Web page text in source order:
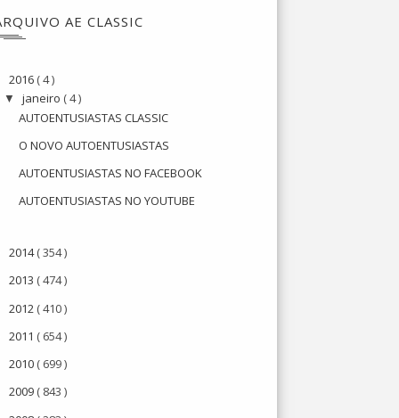
AE CLASSIC
2016 ( 4 )
▼janeiro ( 4 )
AUTOENTUSIASTAS CLASSIC
O NOVO AUTOENTUSIASTAS
AUTOENTUSIASTAS NO FACEBOOK
AUTOENTUSIASTAS NO YOUTUBE
2014( 354 )
2013 ( 474 )
2012 ( 410 )
2011 ( 654 )
2010 ( 699 )
2009 ( 843 )